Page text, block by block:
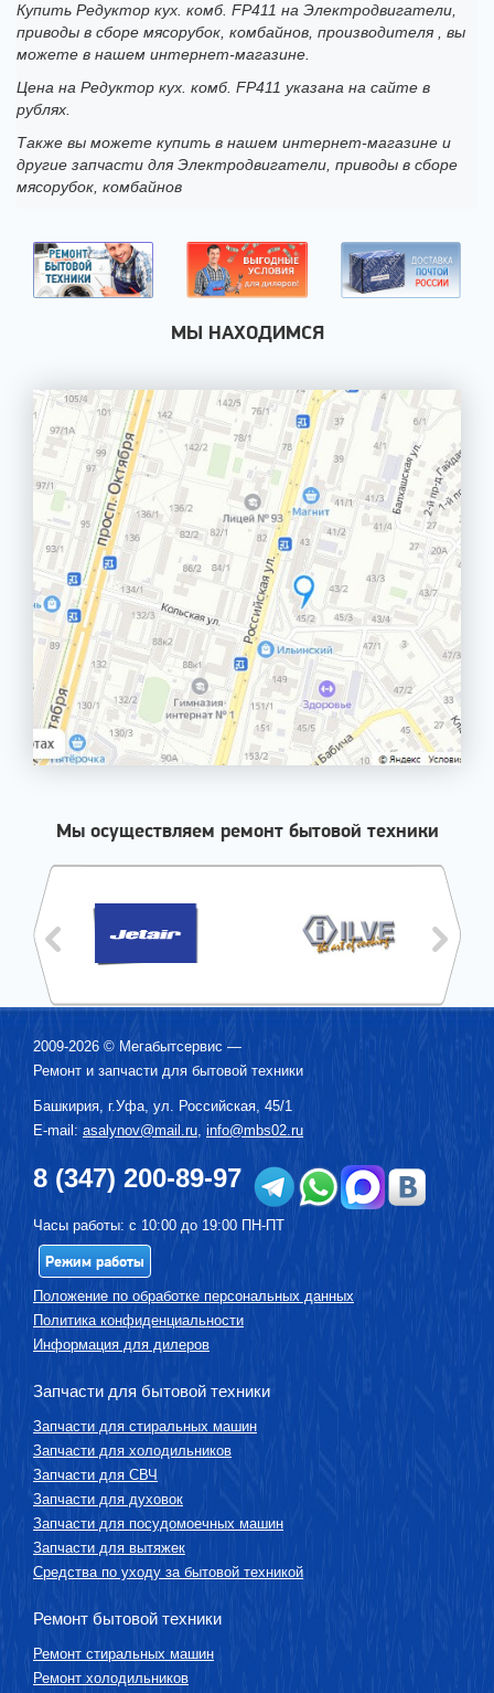
Купить Редуктор кух. комб. FP411 на Электродвигатели,
приводы в сборе мясорубок, комбайнов, производителя , вы
можете в нашем интернет-магазине.
Цена на Редуктор кух. комб. FP411 указана на сайте в
рублях.
Также вы можете купить в нашем интернет-магазине и
другие запчасти для Электродвигатели, приводы в сборе
мясорубок, комбайнов
МЫ НАХОДИМСЯ
Мы осуществляем ремонт бытовой техники
2009-2026 © Мегабытсервис —
Ремонт и запчасти для бытовой техники
Башкирия, г.Уфа ул. Российская, 45/1
E-mail: asalynov@mail.ru info@mbs02.ru
8 (347) 200-89-97
Часы работы: с 10:00 до 19:00 ПН-ПТ
Режим работы
Положение по обработке персональных данных
Политика конфиденциальности
Информация для дилеров
Запчасти для бытовой техники
Запчасти для стиральных машин
Запчасти для холодильников
Запчасти для СВЧ
Запчасти для духовок
Запчасти для посудомоечных машин
Запчасти для вытяжек
Средства по уходу за бытовой техникой
Ремонт бытовой техники
Ремонт стиральных машин
Ремонт холодильников